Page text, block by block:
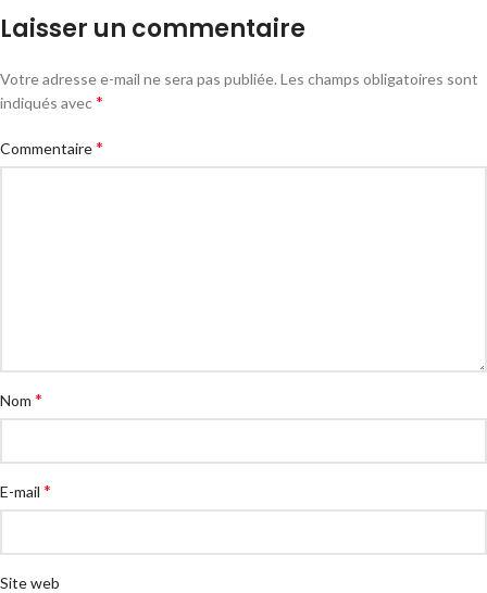
Laisser un commentaire
Votre adresse e-mail ne sera pas publiée. Les champs obligatoires sont
indiqués avec*
Commentaire*
Nom *
E-mail *
Site web